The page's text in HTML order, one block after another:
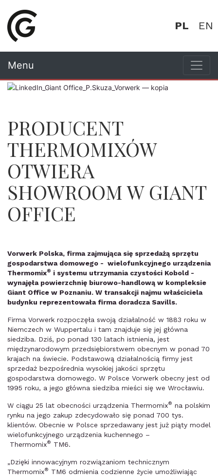
Menu
PL EN
PRODUCENT
THERMOMIXÓW
OTWIERA
SHOWROOM W GIANT
OFFICE
Vorwerk Polska, firma zajmująca się sprzedażą sprzętu
gospodarstwa domowego - wielofunkcyjnego urządzenia
Thermomix® i systemu utrzymania czystości Kobold -
wynajęła powierzchnię biurowo-handlową w kompleksie
Giant Office w Poznaniu. W transakcji najmu właściciela
budynku reprezentowała firma doradcza Savills.
Firma Vorwerk rozpoczęła swoją działalność w 1883 roku w
Niemczech w Wuppertalu i tam znajduje się jej główna
siedziba. Dziś, po ponad 130 latach istnienia, jest
międzynarodowym przedsiębiorstwem obecnym w ponad 70
krajach na świecie. Podstawową działalnością firmy jest
sprzedaż bezpośrednia wysokiej jakości sprzętu
gospodarstwa domowego. W Polsce Vorwerk obecny jest od
1995 roku, a jego główna siedziba mieści się we Wrocławiu.
W ciągu 25 lat obecności urządzenia Thermomix® na polskim
rynku na jego zakup zdecydowało się ponad 700 tys.
klientów. Obecnie w Polsce sprzedawany jest już piąty model
wielofunkcyjnego urządzenia kuchennego –
Thermomix® TM6.
„Dzięki innowacyjnym rozwiązaniom technicznym
Thermomix® TM6 odmienia codzienne życie umożliwiając